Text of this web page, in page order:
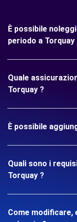
È possibile
periodo a Torquay
Quale
Torquay ?
È possibile
Quali sono i
Torquay ?
Come modificare,